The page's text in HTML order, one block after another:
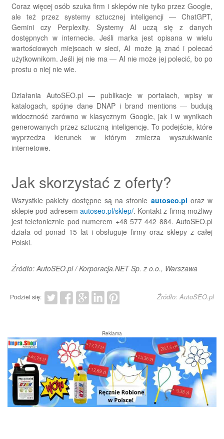
Coraz więcej osób szuka firm i sklepów nie tylko przez Google,
ale też przez systemy sztucznej inteligencji — ChatGPT,
Gemini czy Perplexity. Systemy AI uczą się z danych
dostępnych w internecie. Jeśli marka jest opisana w wielu
wartościowych miejscach w sieci, AI może ją znać i polecać
użytkownikom. Jeśli jej nie ma — AI nie może jej polecić, bo po
prostu o niej nie wie.
Działania AutoSEO.pl — publikacje w portalach, wpisy w
katalogach, spójne dane DNAP i brand mentions — budują
widoczność zarówno w klasycznym Google, jak i w wynikach
generowanych przez sztuczną inteligencję. To podejście, które
wyprzedza kierunek w którym zmierza wyszukiwanie
internetowe.
Jak skorzystać z oferty?
Wszystkie pakiety dostępne są na stronie autoseo.pl oraz w
sklepie pod adresem autoseo.pl/sklep/. Kontakt z firmą możliwy
jest telefonicznie pod numerem +48 577 442 884. AutoSEO.pl
działa od ponad 15 lat i obsługuje firmy oraz sklepy z całej
Polski.
Źródło: AutoSEO.pl / Korporacja.NET Sp. z o.o., Warszawa
Podziel się: Źródło: AutoSEO.pl
Reklama